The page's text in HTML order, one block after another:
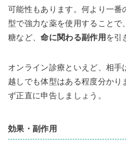
可能性もあります。何より一番
型で強力な薬を使用することで
糖など、命に関わる副作用 を引
オンライン診療といえど、相手
越しでも体型はある程度分かり
ず正直に申告しましょう。
効果・副作用